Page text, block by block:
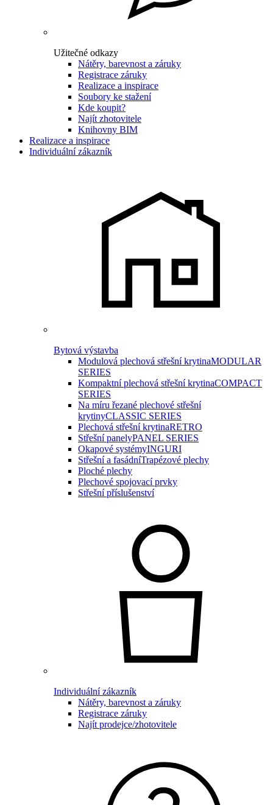
Užitečné odkazy
Nátěry, barevnost a záruky
Registrace záruky
Realizace a inspirace
Soubory ke stažení
Kde koupit?
Najít zhotovitele
Knihovny BIM
Realizace a inspirace
Individuální zákazník
Bytová výstavba
Modulová plechová střešní krytinaMODULAR
SERIES
Kompaktní plechová střešní krytinaCOMPACT
SERIES
Na míru řezané plechové střešní
krytinyCLASSIC SERIES
Plechová střešní krytinaRETRO
Střešní panelyPANEL SERIES
Okapové systémyINGURI
Střešní a fasádníTrapézové plechy
Ploché plechy
Plechové spojovací prvky
Střešní příslušenství
Individuální zákazník
Nátěry, barevnost a záruky
Registrace záruky
Najít prodejce/zhotovitele